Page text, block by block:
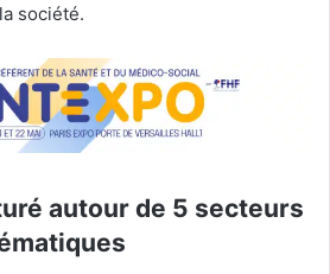
société.
autour de 5 secteurs